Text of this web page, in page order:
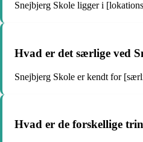
Snejbjerg Skole ligger i
Hvad er det særlige ved
Snejbjerg Skole er kendt for
Hvad er de forskellige